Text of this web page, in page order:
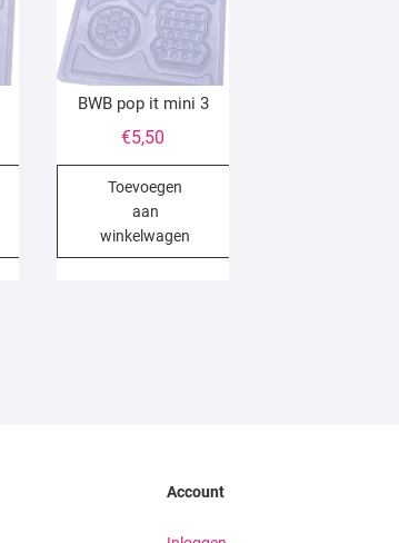
BWB pop it mini 3
€5,50
Toevoegen
aan
winkelwagen
Account